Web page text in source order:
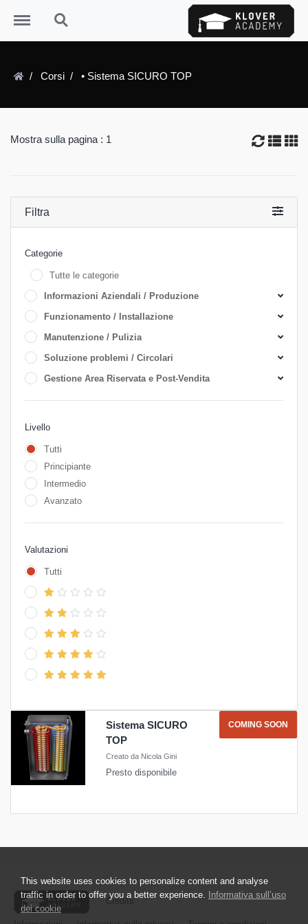
Menu Search
This website uses cookies to personalize content and analyse
traffic in order to offer you a better experience.
Informativa sull’uso
dei cookie
Corsi • Sistema SICURO TOP
Mostra sulla pagina : 1
Filtra
Categorie
Tutte le categorie
Informazioni Aziendali / Produzione
Funzionamento / Installazione
Manutenzione / Pulizia
Soluzione problemi / Circolari
Gestione Area Riservata e Post-Vendita
Livello
Tutti
Principiante
Intermedio
Avanzato
Valutazioni
Tutti
Sistema SICURO
TOP
Creato da Nicola Gini
Presto disponibile
COMING SOON
Credits